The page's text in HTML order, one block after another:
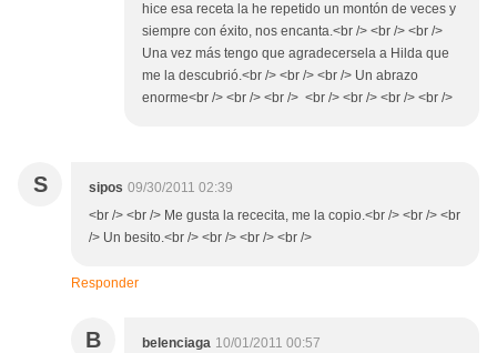
hice esa receta la he repetido un montón de veces y
siempre con éxito, nos encanta.<br /> <br /> <br />
Una vez más tengo que agradecersela a Hilda que
me la descubrió.<br /> <br /> <br /> Un abrazo
enorme<br /> <br /> <br /> <br /> <br /> <br /> <br />
S sipos 09/30/2011 02:39
<br /> <br /> Me gusta la rececita, me la copio.<br /> <br /> <br
/> Un besito.<br /> <br /> <br /> <br />
Responder
B belenciaga 10/01/2011 00:57